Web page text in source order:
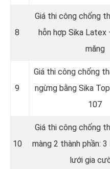
8
Giá thi công chống
hỗn hợp Sika
măng
9
Giá thi công chống
ngừng bằng Sika
107
10
Giá thi công chống
màng 2 thành phần:
lưới gia